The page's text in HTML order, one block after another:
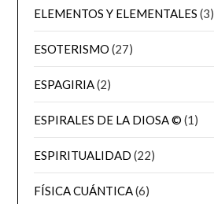
ELEMENTOS Y ELEMENTALES (3)
ESOTERISMO (27)
ESPAGIRIA(2)
ESPIRALES DE LA DIOSA © (1)
ESPIRITUALIDAD (22)
FÍSICA CUÁNTICA(6)